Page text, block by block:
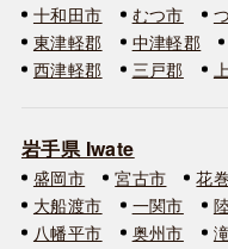
十和田市
むつ市
東津軽郡
中津軽郡
西津軽郡
三戸郡
岩手県 Iwate
盛岡市 宮古市 花
大船渡市
一関市
八幡平市
奥州市